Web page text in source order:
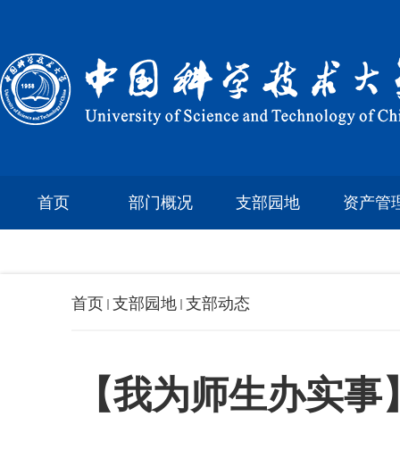
首页 部门概况 支部园地 资产管
首页 支部园地 支部动态
【我为师生办实